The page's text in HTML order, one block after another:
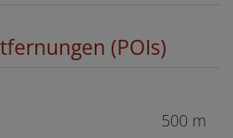
(POIs)
500 m